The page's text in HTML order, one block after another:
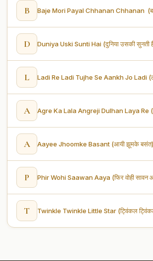
B Baje Mori Payal Chhanan Chhanan (बजे
D Duniya Uski Sunti Hai (दुनिया उसकी सुनती
L
A
A Aayee Jhoomke Basant (आयी झूमके बसंत)
P Phir Wohi Saawan Aaya (फिर वोही सावन
T Twinkle Twinkle Little Star (ट्विंकल ट्विंकल